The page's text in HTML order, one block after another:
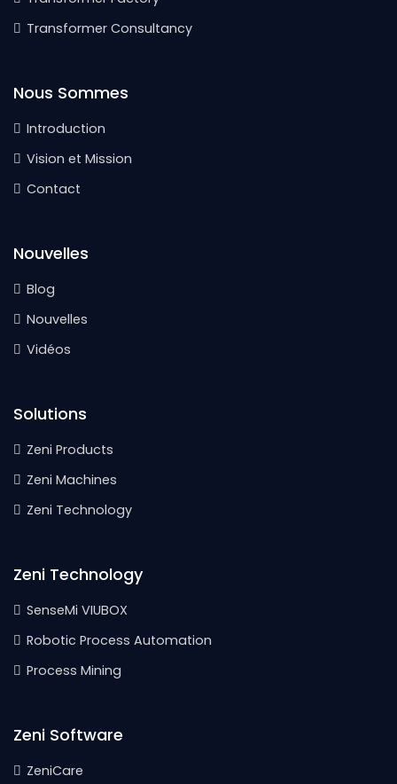
Transformer Consultancy
Nous Sommes
Introduction
Vision et Mission
Contact
Nouvelles
Blog
Nouvelles
Vidéos
Solutions
Zeni Products
Zeni Machines
Zeni Technology
Zeni Technology
SenseMi VIUBOX
Robotic Process Automation
Process Mining
Zeni Software
ZeniCare